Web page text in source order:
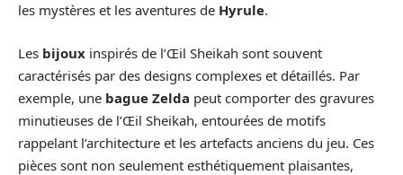
les mystères et les aventures de Hyrule.
Les bijoux inspirés de l’Œil Sheikah sont souvent
caractérisés par des designs complexes et détaillés. Par
exemple, une bague Zelda peut comporter des gravures
minutieuses de l’Œil Sheikah, entourées de motifs
rappelant l’architecture et les artefacts anciens du jeu. Ces
pièces sont non seulement esthétiquement plaisantes,